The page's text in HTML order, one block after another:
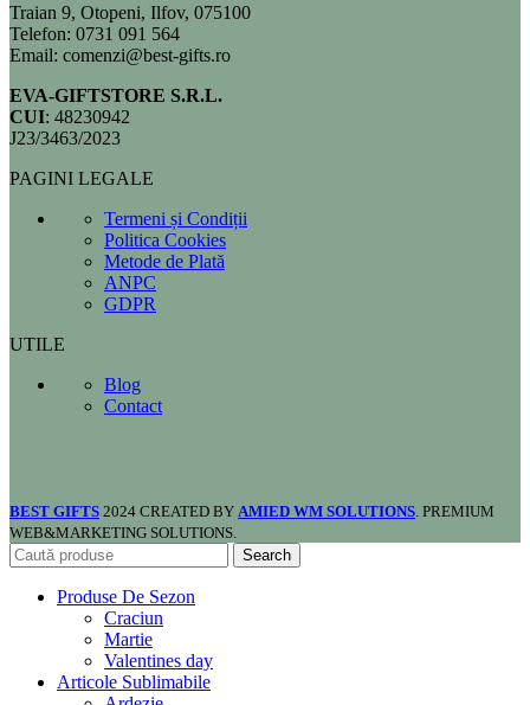
Traian 9, Otopeni, Ilfov, 075100
Telefon: 0731 091 564
Email: comenzi@best-gifts.ro
EVA-GIFTSTORE S.R.L.
CUI: 48230942
J23/3463/2023
PAGINI LEGALE
Termeni și Condiții
Politica Cookies
Metode de Plată
ANPC
GDPR
UTILE
Blog
Contact
BEST GIFTS 2024 CREATED BY AMIED WM SOLUTIONS . PREMIUM
WEB&MARKETING SOLUTIONS.
Search
Produse De Sezon
Craciun
Martie
Valentines day
Articole Sublimabile